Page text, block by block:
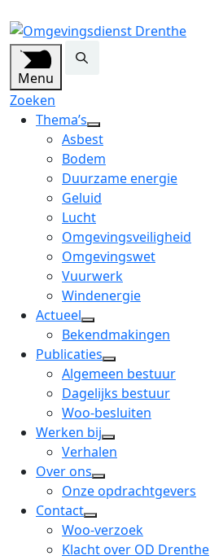
Menu
Zoeken
Thema’s
open
dropdown
menu
Asbest
Bodem
Duurzame energie
Geluid
Lucht
Omgevingsveiligheid
Omgevingswet
Vuurwerk
Windenergie
Actueel
open
dropdown
menu
Bekendmakingen
Publicaties
open
dropdown
menu
Algemeen bestuur
Dagelijks bestuur
Woo-besluiten
Werken bij
open
menu
Verhalen
Over ons
open
dropdown
menu
Onze opdrachtgevers
Contact
open
dropdown
Woo-verzoek
Klacht over OD Drenthe